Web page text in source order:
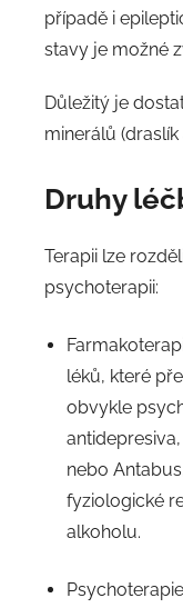
případě i
stavy je možné
Důležitý je
minerálů (draslík
Druhy
Terapii lze
psychoterapii:
léků, které
obvykle
nebo
fyziologické
alkoholu.